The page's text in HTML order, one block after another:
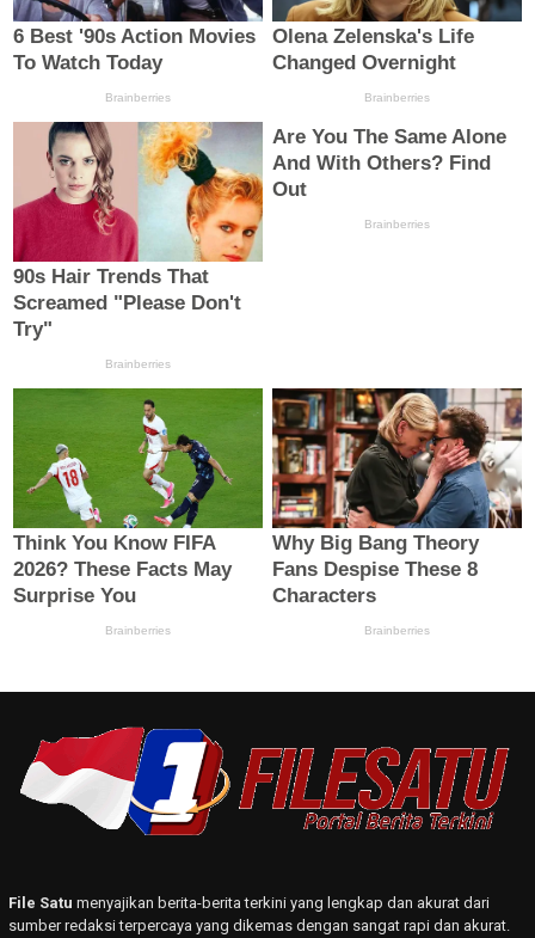
File Satu menyajikan berita-berita terkini yang lengkap dan akurat dari
sumber redaksi terpercaya yang dikemas dengan sangat rapi dan akurat.